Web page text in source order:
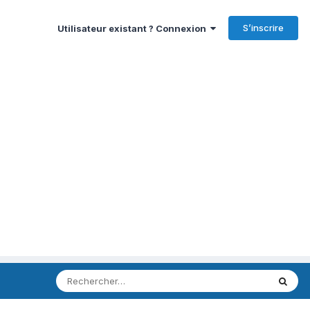
Utilisateur existant ? Connexion S’inscrire